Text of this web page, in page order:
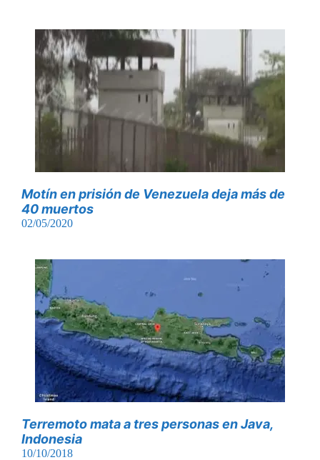
Motín en prisión de Venezuela deja más de
40 muertos
02/05/2020
Terremoto mata a tres personas en Java,
Indonesia
10/10/2018